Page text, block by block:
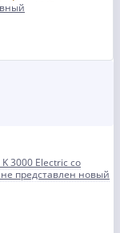
3000 Electric со
представлен новый